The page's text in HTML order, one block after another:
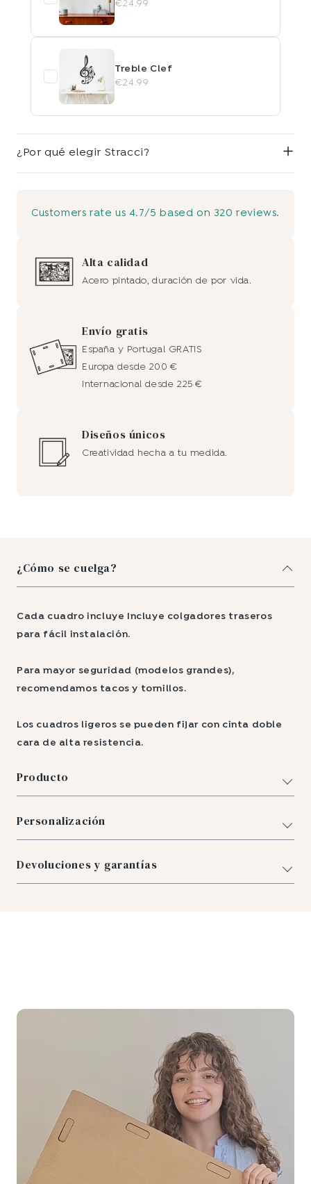
€24.99
Treble Clef
€24.99
¿Por qué elegir Stracci?
Customers rate us 4.7/5 based on 320 reviews.
Alta calidad
Acero pintado, duración de por vida.
Envío gratis
España y Portugal GRATIS
Europa desde 200 €
Internacional desde 225 €
Diseños únicos
Creatividad hecha a tu medida.
¿Cómo se cuelga?
Cada cuadro incluye Incluye colgadores traseros
para fácil instalación.
Para mayor seguridad (modelos grandes),
recomendamos tacos y tornillos.
Los cuadros ligeros se pueden fijar con cinta doble
cara de alta resistencia.
Producto
Personalización
Devoluciones y garantías